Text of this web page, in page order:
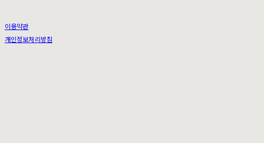
이용약관
개인정보처리방침